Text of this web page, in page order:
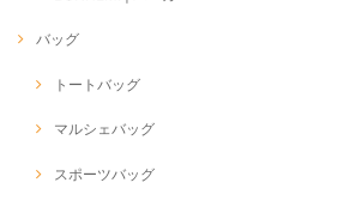
バッグ
トートバッグ
マルシェバッグ
スポーツバッグ